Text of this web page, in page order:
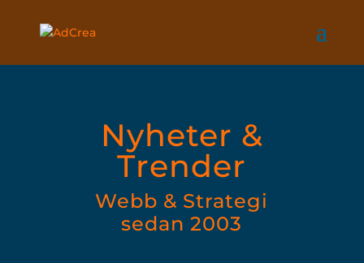
Nyheter &
Trender
Webb & Strategi
sedan 2003